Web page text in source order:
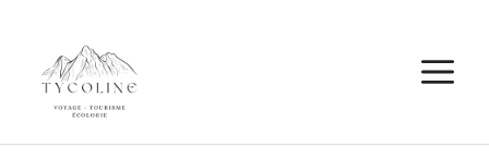
contenu